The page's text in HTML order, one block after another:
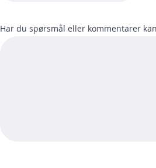
Har du spørsmål eller kommentarer